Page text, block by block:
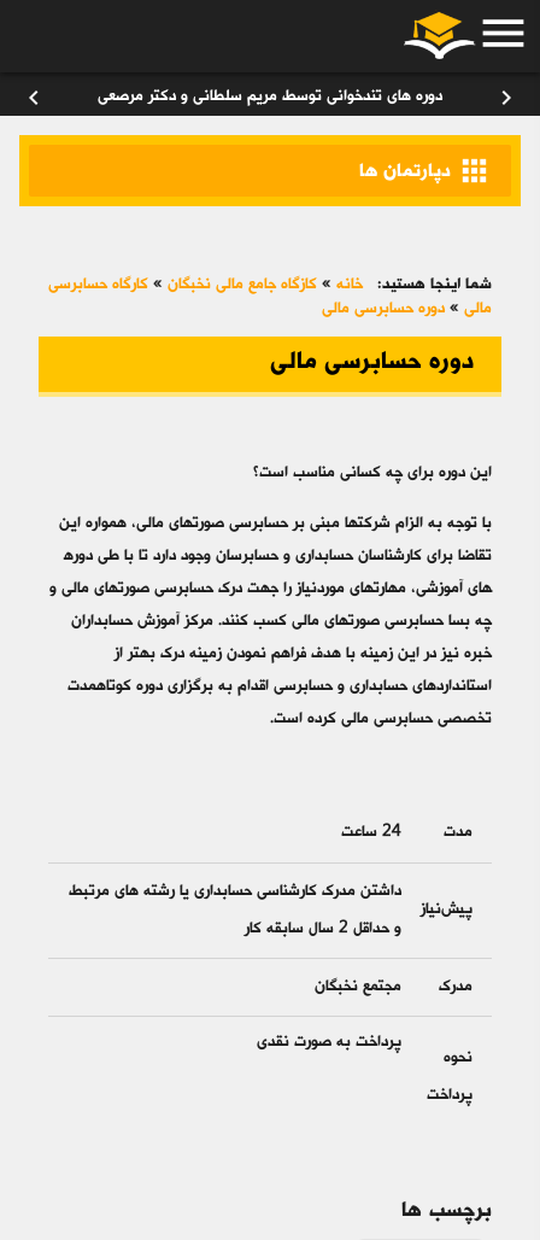
menu
chevron_right دوره های تندخوانی توسط مریم سلطانی و دکتر مرصعی chevron_left
apps دپارتمان ها
شما اینجا هستید: خانه » کازگاه جامع مالی نخبگان » کارگاه حسابرسی
مالی » دوره حسابرسی مالی
دوره حسابرسی مالی
این دوره برای چه کسانی مناسب است؟
با توجه به الزام شرکت­‎ها مبنی بر حسابرسی صورت‎های مالی، همواره این
های آموزشی، مهارت­‎های موردنیاز را جهت درک حسابرسی صورت‎های مالی و
چه بسا حسابرسی صورت‎های مالی کسب کنند. مرکز آموزش حسابداران
خبره نیز در این زمینه با هدف فراهم نمودن زمینه درک بهتر از
استانداردهای حسابداری و حسابرسی اقدام به برگزاری دوره کوتاه­‎مدت
تخصصی حسابرسی مالی کرده است.
مدت 24 ساعت
پیش‌نیاز
داشتن مدرک کارشناسی حسابداری یا رشته های مرتبط
و حداقل 2 سال سابقه کار
مدرک مجتمع نخبگان
نحوه
پرداخت
پرداخت به صورت نقدی
برچسب ها